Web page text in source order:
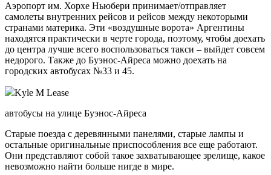
Аэропорт им. Хорхе Ньюбери принимает/отправляет
самолеты внутренних рейсов и рейсов между некоторыми
странами материка. Эти «воздушные ворота» Аргентины
находятся практически в черте города, поэтому, чтобы доехать
до центра лучше всего воспользоваться такси – выйдет совсем
недорого. Также до Буэнос-Айреса можно доехать на
городских автобусах №33 и 45.
Kyle M Lease
автобусы на улице Буэнос-Айреса
Старые поезда с деревянными панелями, старые лампы и
остальные оригинальные приспособления все еще работают.
Они представляют собой такое захватывающее зрелище, какое
невозможно найти больше нигде в мире.